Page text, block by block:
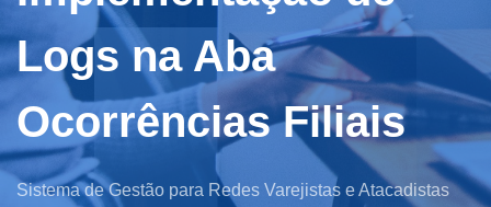
Logs na Aba
Ocorrências Filiais
Sistema de Gestão para Redes Varejistas e Atacadistas